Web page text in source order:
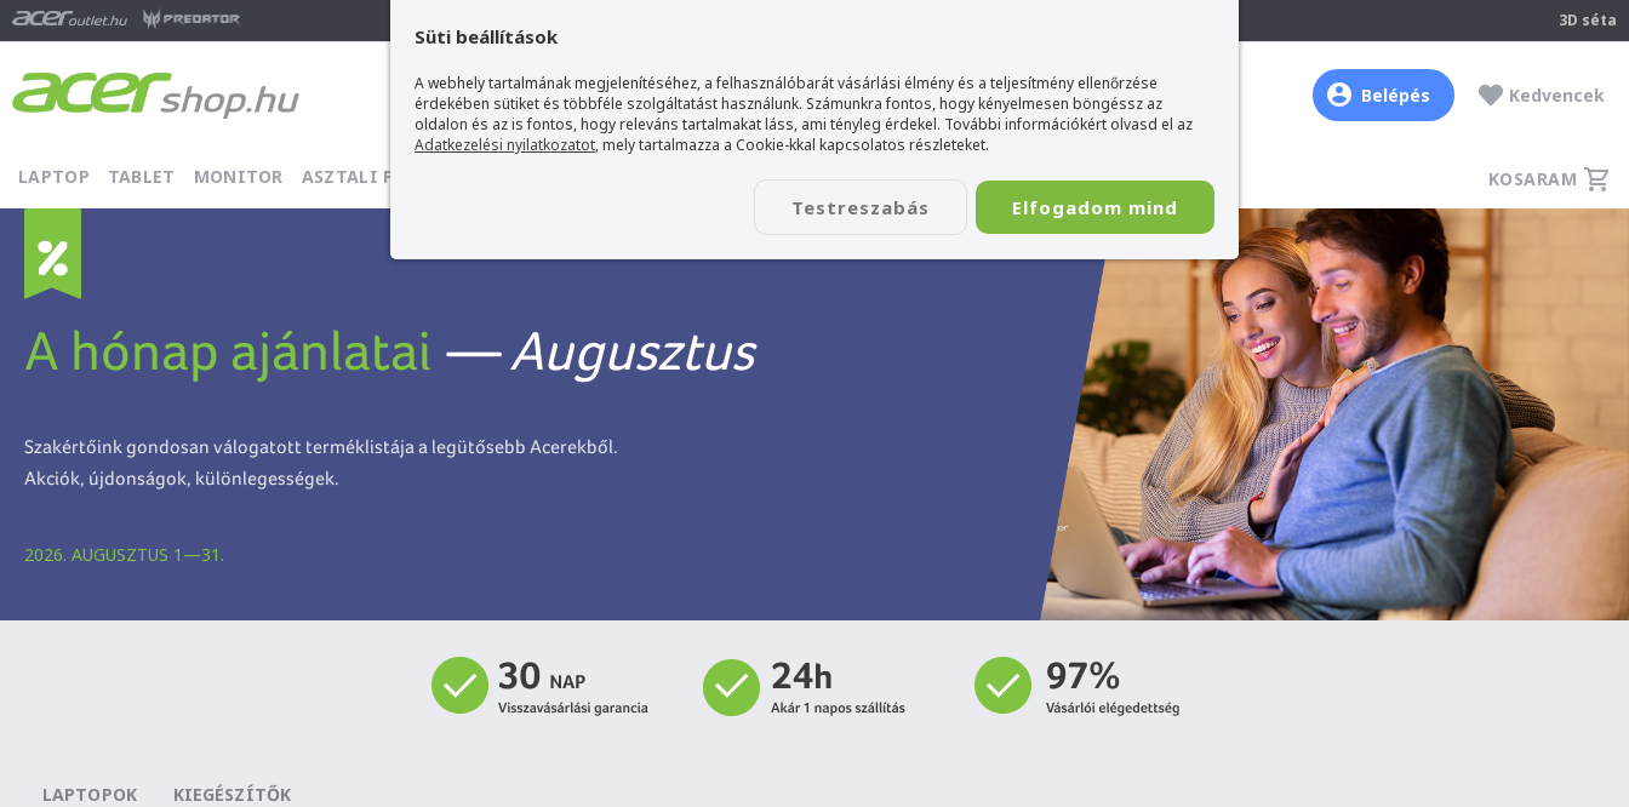
Süti beállítások
A webhely tartalmának megjelenítéséhez, a felhasználóbarát vásárlási élmény és a teljesítmény ellenőrzése
érdekében sütiket és többféle szolgáltatást használunk. Számunkra fontos, hogy kényelmesen böngéssz az
oldalon és az is fontos, hogy releváns tartalmakat láss, ami tényleg érdekel. További információkért olvasd el az
Adatkezelési nyilatkozatot, mely tartalmazza a Cookie-kkal kapcsolatos részleteket.
Testreszabás Elfogadom mind
3D séta
Belépés Kedvencek
LAPTOP TABLET MONITOR ASZTALI PC KIEGÉSZÍTŐ KAPCSOLAT KOSARAM
A hónap ajánlatai — Augusztus
Szakértőink gondosan válogatott terméklistája a legütősebb Acerekből.
Akciók, újdonságok, különlegességek.
2026. AUGUSZTUS 1—31.
LAPTOPOK KIEGÉSZÍTŐK